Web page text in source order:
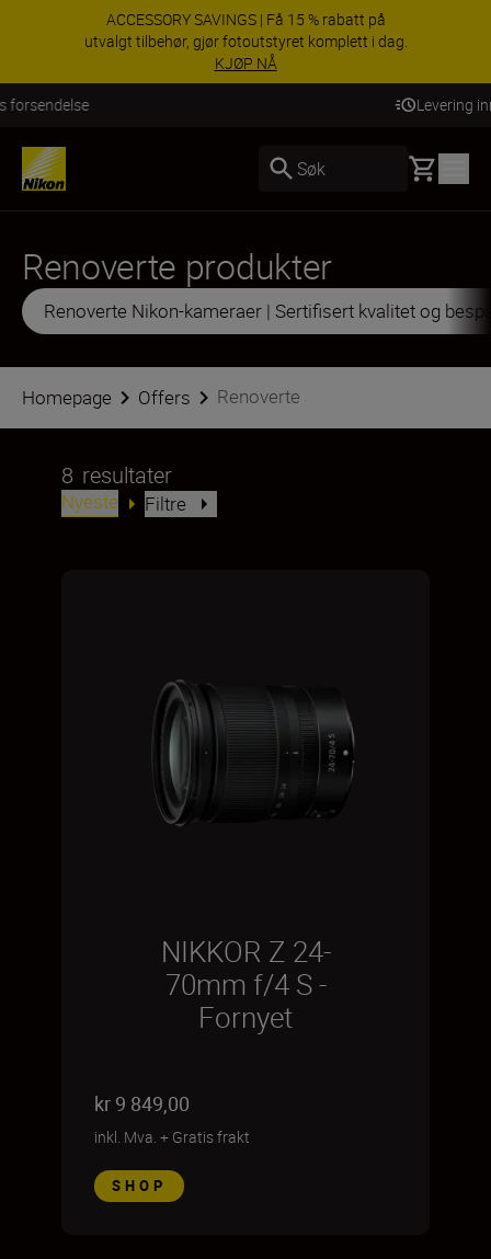
ACCESSORY SAVINGS | Få 15 % rabatt på
utvalgt tilbehør, gjør fotoutstyret komplett i dag.
KJØP NÅ
Søk Basket
Renoverte produkter
Renoverte Nikon-kameraer | Sertifisert kvalitet og
Homepage Offers Renoverte
8 resultater
Nyeste Filtre
NIKKOR Z 24-
70mm f/4 S -
Fornyet
kr 9 849,00
inkl. Mva. + Gratis frakt
SHOP